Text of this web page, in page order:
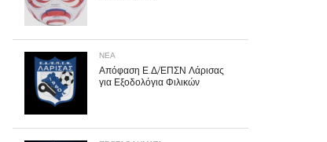
ΝΕΑ
Απόφαση Ε.Δ/ΕΠΣΝ Λάρισας
για Εξοδολόγια Φιλικών